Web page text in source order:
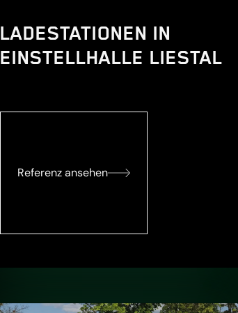
LADESTATIONEN IN
EINSTELLHALLE LIESTAL
Referenz ansehen